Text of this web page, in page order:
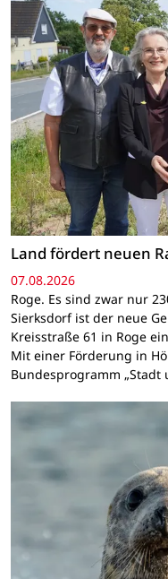
Land fördert neuen
07.08.2026
Roge. Es sind zwar nur
Sierksdorf ist der neue
Kreisstraße 61 in Roge
Mit einer Förderung in
Bundesprogramm „Stadt